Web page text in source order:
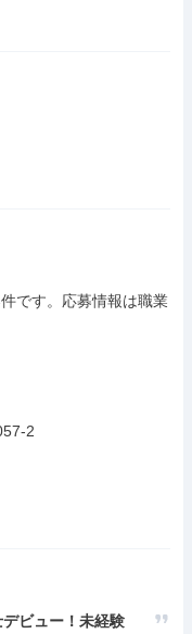
です。応募情報は職業
2
ビュー！未経験